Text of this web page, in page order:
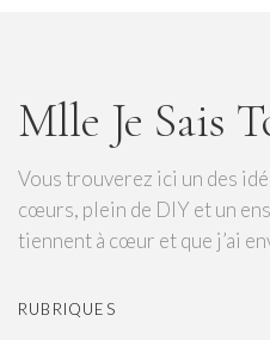
Mlle Je Sais
Vous trouverez ici un des
cœurs, plein de DIY et un
tiennent à cœur et que j’ai
RUBRIQUES